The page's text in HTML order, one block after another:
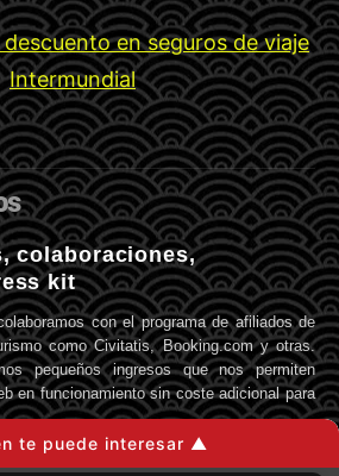
colaboraciones,
kit
con el programa de afiliados de
como Civitatis, Booking.com y otras.
pequeños ingresos que nos permiten
en funcionamiento sin coste adicional para
te puede interesar ▲